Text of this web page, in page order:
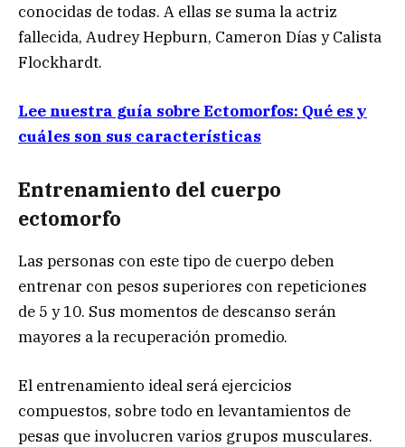
conocidas de todas. A ellas se suma la actriz
fallecida, Audrey Hepburn, Cameron Días y Calista
Flockhardt.
Lee nuestra guía sobre Ectomorfos: Qué es y
cuáles son sus características
Entrenamiento del cuerpo
ectomorfo
Las personas con este tipo de cuerpo deben
entrenar con pesos superiores con repeticiones
de 5 y 10. Sus momentos de descanso serán
mayores a la recuperación promedio.
El entrenamiento ideal será ejercicios
compuestos, sobre todo en levantamientos de
pesas que involucren varios grupos musculares.